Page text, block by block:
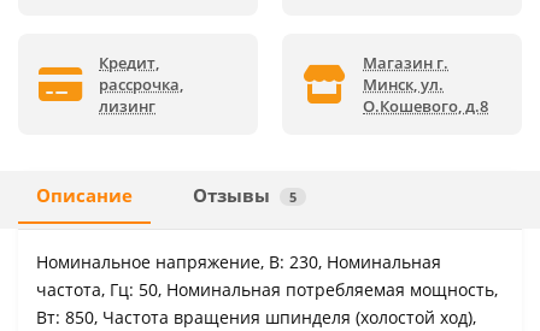
Кредит,
рассрочка,
лизинг
Магазин г.
Минск, ул.
О.Кошевого, д.8
Описание Отзывы 5
Номинальное напряжение, В: 230, Номинальная
частота, Гц: 50, Номинальная потребляемая мощность,
Вт: 850, Частота вращения шпинделя (холостой ход),